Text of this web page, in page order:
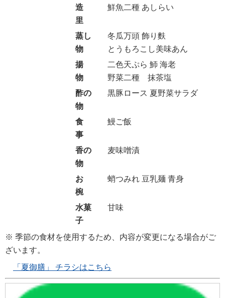
造
里
鮮魚二種 あしらい
蒸し
物
冬瓜万頭 飾り麩
とうもろこし美味あん
揚
物
二色天ぷら 魳 海老
野菜二種 抹茶塩
酢の
物
黒豚ロース 夏野菜サラダ
食
事
鰻ご飯
香の
物
麦味噌漬
お
椀
蛸つみれ 豆乳麺 青身
水菓
子
甘味
※ 季節の食材を使用するため、内容が変更になる場合がご
ざいます。
「夏御膳」 チラシはこちら